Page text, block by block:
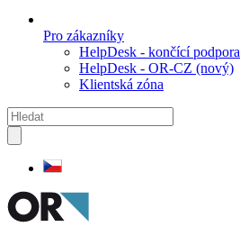
Pro zákazníky
HelpDesk - končící podpora
HelpDesk - OR-CZ (nový)
Klientská zóna